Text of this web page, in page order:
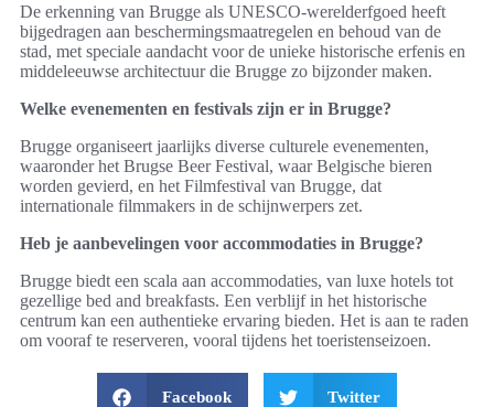
De erkenning van Brugge als UNESCO-werelderfgoed heeft
bijgedragen aan beschermingsmaatregelen en behoud van de
stad, met speciale aandacht voor de unieke historische erfenis en
middeleeuwse architectuur die Brugge zo bijzonder maken.
Welke evenementen en festivals zijn er in Brugge?
Brugge organiseert jaarlijks diverse culturele evenementen,
waaronder het Brugse Beer Festival, waar Belgische bieren
worden gevierd, en het Filmfestival van Brugge, dat
internationale filmmakers in de schijnwerpers zet.
Heb je aanbevelingen voor accommodaties in Brugge?
Brugge biedt een scala aan accommodaties, van luxe hotels tot
gezellige bed and breakfasts. Een verblijf in het historische
centrum kan een authentieke ervaring bieden. Het is aan te raden
om vooraf te reserveren, vooral tijdens het toeristenseizoen.
Facebook Twitter